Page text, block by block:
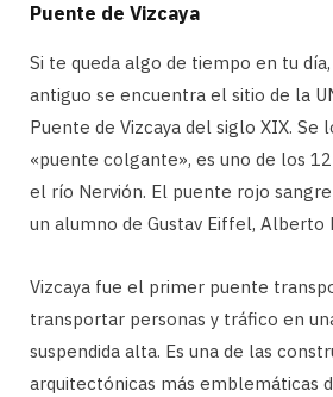
Puente de Vizcaya
Si te queda algo de tiempo en tu
antiguo se encuentra el sitio de la
Puente de Vizcaya del siglo XIX.
«puente colgante», es uno de los
el río Nervión. El puente rojo
un alumno de Gustav Eiffel, Alberto
Vizcaya fue el primer puente
transportar personas y tráfico en
suspendida alta. Es una de las
arquitectónicas más emblemáticas